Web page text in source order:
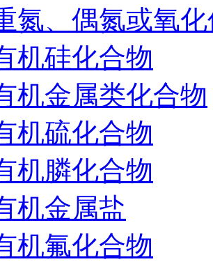
氮、偶氮或氧
机硅化合物
机金属类化合物
机硫化合物
机膦化合物
机金属盐
机氟化合物